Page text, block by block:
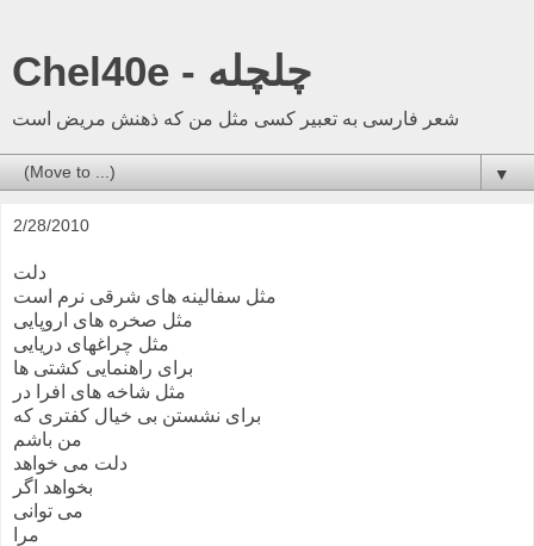
Chel40e - چلچله
شعر فارسی به تعبیر کسی مثل من که ذهنش مریض است
▼
2/28/2010
دلت
مثل سفالینه های شرقی نرم است
مثل صخره های اروپایی
مثل چراغهای دریایی
برای راهنمایی کشتی ها
مثل شاخه های افرا در
برای نشستن بی خیال کفتری که
من باشم
دلت می خواهد
بخواهد اگر
می توانی
مرا